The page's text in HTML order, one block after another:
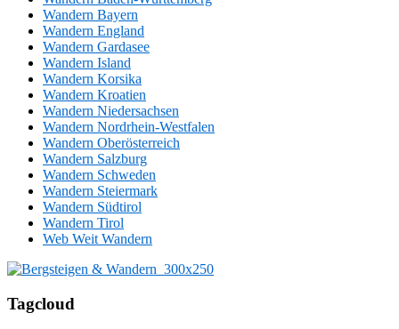
Wandern Bayern
Wandern England
Wandern Gardasee
Wandern Island
Wandern Korsika
Wandern Kroatien
Wandern Niedersachsen
Wandern Nordrhein-Westfalen
Wandern Oberösterreich
Wandern Salzburg
Wandern Schweden
Wandern Steiermark
Wandern Südtirol
Wandern Tirol
Web Weit Wandern
Tagcloud